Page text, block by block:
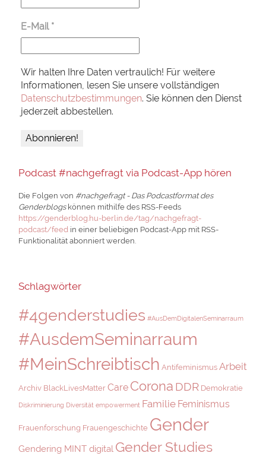
E-Mail *
Wir halten Ihre Daten vertraulich! Für weitere
Informationen, lesen Sie unsere vollständigen
Datenschutzbestimmungen. Sie können den Dienst
jederzeit abbestellen.
Podcast #nachgefragt via Podcast-App hören
Die Folgen von #nachgefragt - Das Podcastformat des
Genderblogskönnen mithilfe des RSS-Feeds
https://genderblog.hu-berlin.de/tag/nachgefragt-
podcast/feed in einer beliebigen Podcast-App mit RSS-
Funktionalität abonniert werden.
Schlagwörter
#4genderstudies #AusDemDigitalenSeminarraum
#AusdemSeminarraum
#MeinSchreibtisch Antifeminismus Arbeit
Archiv BlackLivesMatter Care Corona DDR Demokratie
Diskriminierung Diversität empowerment Familie Feminismus
Frauenforschung Frauengeschichte Gender
Gendering MINT digital Gender Studies